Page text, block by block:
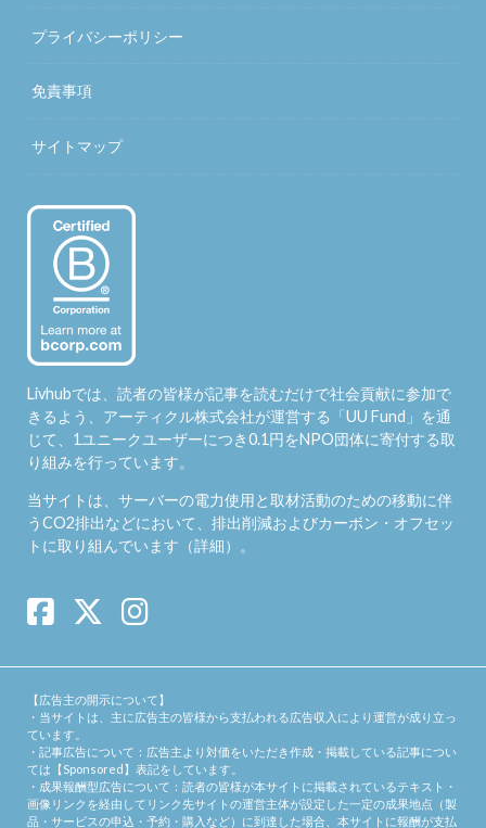
プライバシーポリシー
免責事項
サイトマップ
Livhubでは、読者の皆様が記事を読むだけで社会貢献に参加で
きるよう、アーティクル株式会社が運営する「UU Fund 」を通
じて、1ユニークユーザーにつき0.1円をNPO団体に寄付する取
り組みを行っています。
当サイトは、サーバーの電力使用と取材活動のための移動に伴
うCO2排出などにおいて、排出削減およびカーボン・オフセッ
トに取り組んでいます（詳細）。
【広告主の開示について】
・当サイトは、主に広告主の皆様から支払われる広告収入により運営が成り立っ
ています。
・記事広告について：広告主より対価をいただき作成・掲載している記事につい
ては【Sponsored】表記をしています。
・成果報酬型広告について：読者の皆様が本サイトに掲載されているテキスト・
画像リンクを経由してリンク先サイトの運営主体が設定した一定の成果地点（製
品・サービスの申込・予約・購入など）に到達した場合、本サイトに報酬が支払